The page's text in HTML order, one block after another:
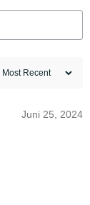
Juni 25, 2024